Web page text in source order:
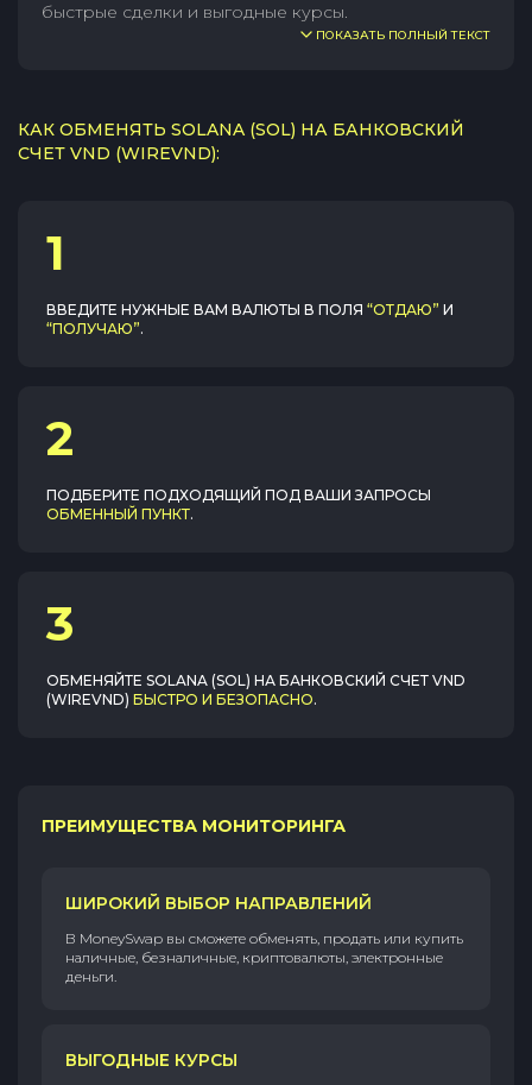
быстрые сделки и выгодные курсы.
ПОКАЗАТЬ ПОЛНЫЙ ТЕКСТ
КАК ОБМЕНЯТЬ SOLANA (SOL) НА БАНКОВСКИЙ
СЧЕТ VND (WIREVND):
1
ВВЕДИТЕ НУЖНЫЕ ВАМ ВАЛЮТЫ В ПОЛЯ “ОТДАЮ” И
“ПОЛУЧАЮ”.
2
ПОДБЕРИТЕ ПОДХОДЯЩИЙ ПОД ВАШИ ЗАПРОСЫ
ОБМЕННЫЙ ПУНКТ.
3
ОБМЕНЯЙТЕ SOLANA (SOL) НА БАНКОВСКИЙ СЧЕТ VND
(WIREVND) БЫСТРО И БЕЗОПАСНО.
ПРЕИМУЩЕСТВА МОНИТОРИНГА
ШИРОКИЙ ВЫБОР НАПРАВЛЕНИЙ
В MoneySwap вы сможете обменять, продать или купить
наличные, безналичные, криптовалюты, электронные
деньги.
ВЫГОДНЫЕ КУРСЫ